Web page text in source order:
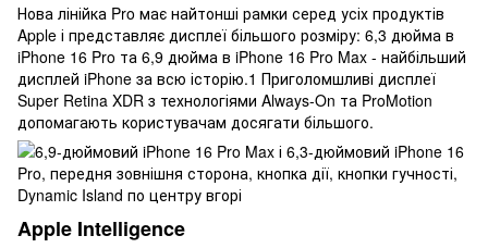
Нова лінійка Pro має найтонші рамки серед усіх продуктів
Apple і представляє дисплеї більшого розміру: 6,3 дюйма в
iPhone 16 Pro та 6,9 дюйма в iPhone 16 Pro Max - найбільший
дисплей iPhone за всю історію.1 Приголомшливі дисплеї
Super Retina XDR з технологіями Always-On та ProMotion
допомагають користувачам досягати більшого.
Apple Intelligence